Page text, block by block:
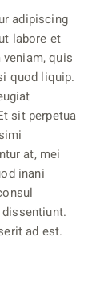
adipiscing
labore et
quis
quod liquip.
sit perpetua
at, mei
inani
ad est.